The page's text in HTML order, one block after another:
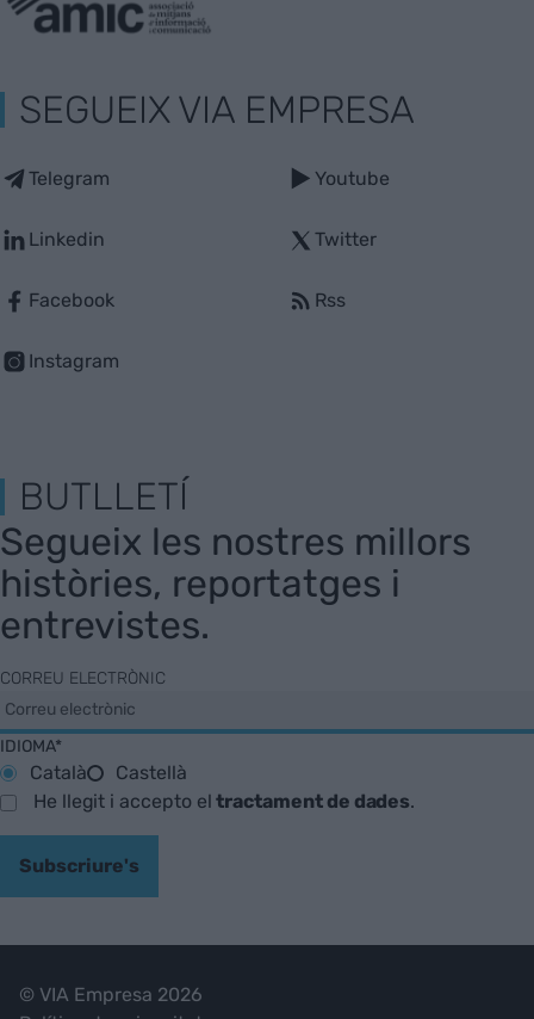
SEGUEIX VIA EMPRESA
Telegram
Linkedin
Facebook
Instagram
Youtube
Twitter
Rss
BUTLLETÍ
Segueix les nostres millors
històries, reportatges i
entrevistes.
CORREU ELECTRÒNIC
IDIOMA*
Català
Castellà
He llegit i accepto eltractament de dades.
Subscriure's
© VIA Empresa 2026